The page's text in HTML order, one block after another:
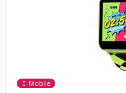
Mobile